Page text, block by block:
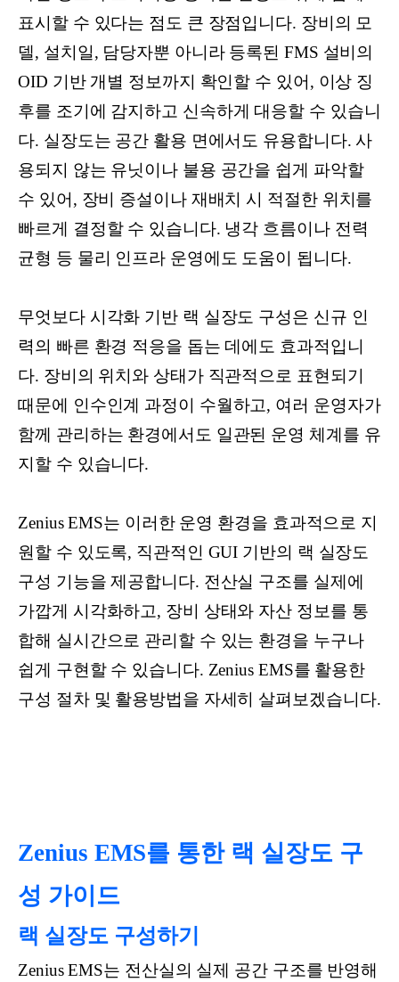
표시할 수 있다는 점도 큰 장점입니다. 장비의 모
델, 설치일, 담당자뿐 아니라 등록된 FMS 설비의
OID 기반 개별 정보까지 확인할 수 있어, 이상 징
후를 조기에 감지하고 신속하게 대응할 수 있습니
다. 실장도는 공간 활용 면에서도 유용합니다. 사
용되지 않는 유닛이나 불용 공간을 쉽게 파악할
수 있어, 장비 증설이나 재배치 시 적절한 위치를
빠르게 결정할 수 있습니다. 냉각 흐름이나 전력
균형 등 물리 인프라 운영에도 도움이 됩니다.
무엇보다 시각화 기반 랙 실장도 구성은 신규 인
력의 빠른 환경 적응을 돕는 데에도 효과적입니
다. 장비의 위치와 상태가 직관적으로 표현되기
때문에 인수인계 과정이 수월하고, 여러 운영자가
함께 관리하는 환경에서도 일관된 운영 체계를 유
지할 수 있습니다.
Zenius EMS는 이러한 운영 환경을 효과적으로 지
원할 수 있도록, 직관적인 GUI 기반의 랙 실장도
구성 기능을 제공합니다. 전산실 구조를 실제에
가깝게 시각화하고, 장비 상태와 자산 정보를 통
합해 실시간으로 관리할 수 있는 환경을 누구나
쉽게 구현할 수 있습니다. Zenius EMS를 활용한
구성 절차 및 활용방법을 자세히 살펴보겠습니다.
Zenius EMS를 통한 랙 실장도 구
성 가이드
랙 실장도 구성하기
Zenius EMS는 전산실의 실제 공간 구조를 반영해